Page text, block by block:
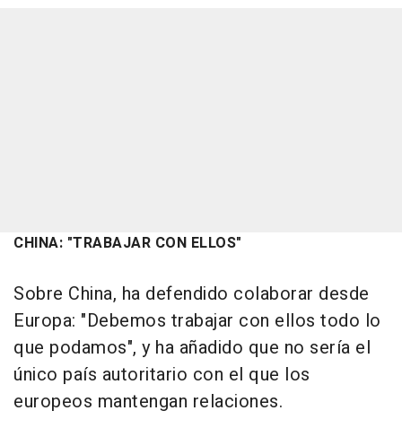
CHINA: "TRABAJAR CON ELLOS"
Sobre China, ha defendido colaborar desde
Europa: "Debemos trabajar con ellos todo lo
que podamos", y ha añadido que no sería el
único país autoritario con el que los
europeos mantengan relaciones.